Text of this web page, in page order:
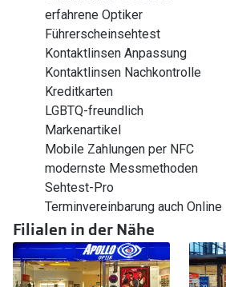
erfahrene Optiker
Führerscheinsehtest
Kontaktlinsen Anpassung
Kontaktlinsen Nachkontrolle
Kreditkarten
LGBTQ-freundlich
Markenartikel
Mobile Zahlungen per NFC
modernste Messmethoden
Sehtest-Pro
Terminvereinbarung auch Online
Filialen in der Nähe